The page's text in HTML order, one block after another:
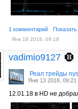
1 комментарий ·
Янв 18 2018, 09:18
vadimio9127
Реал трейды
Янв 13 2018, 09:21
12.01.18 в HD не